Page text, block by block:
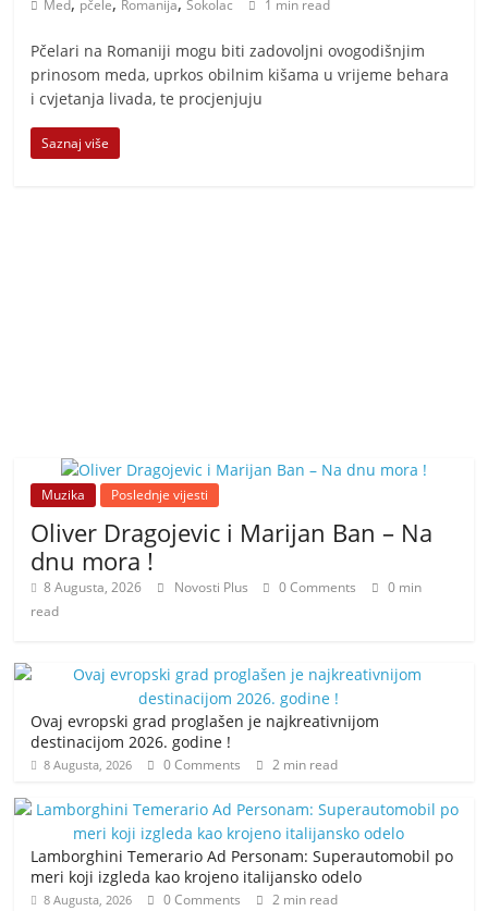
t
v
n
i
h
Med pčele Romanija Sokolac 1 min read
Pčelari na Romaniji mogu biti zadovoljni ovogodišnjim
prinosom meda, uprkos obilnim kišama u vrijeme behara
i cvjetanja livada, te procjenjuju
Saznaj više
Muzika Poslednje vijesti
Oliver Dragojevic i Marijan Ban – Na
dnu mora !
8 Augusta, 2026 Novosti Plus 0 Comments
0 min
read
Ovaj evropski grad proglašen je najkreativnijom
destinacijom 2026. godine !
8 Augusta, 2026 0 Comments 2 min read
Lamborghini Temerario Ad Personam: Superautomobil po
meri koji izgleda kao krojeno italijansko odelo
8 Augusta, 2026 0 Comments 2 min read